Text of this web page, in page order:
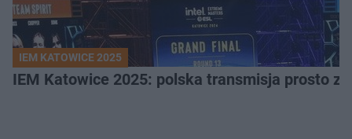
IEM KATOWICE 2025
IEM Katowice 2025: polska transmisja prosto